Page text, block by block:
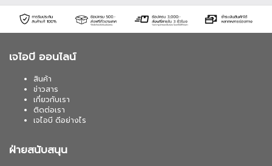
เจไอบี ออนไลน์
สินค้า
ข่าวสาร
เกี่ยวกับเรา
ติดต่อเรา
เจไอบี ดีอย่างไร
ฝ่ายสนับสนุน